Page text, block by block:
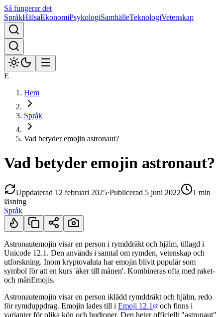
Så fungerar det
SpråkHälsaEkonomiPsykologiSamhälleTeknologiVetenskap
E
Hem
Språk
Vad betyder emojin astronaut?
Vad betyder emojin astronaut?
Uppdaterad 12 februari 2025·Publicerad 5 juni 2022
1 min
läsning
Språk
Kort svar
Astronautemojin visar en person i rymddräkt och hjälm, tillagd i
Unicode 12.1. Den används i samtal om rymden, vetenskap och
utforskning. Inom kryptovaluta har emojin blivit populär som
symbol för att en kurs 'åker till månen'. Kombineras ofta med raket-
och månEmojis.
Astronautemojin visar en person iklädd rymddräkt och hjälm, redo
för rymduppdrag. Emojin lades till i Emoji 12.1
och finns i
varianter för olika kön och hudtoner. Den heter officiellt "astronaut"